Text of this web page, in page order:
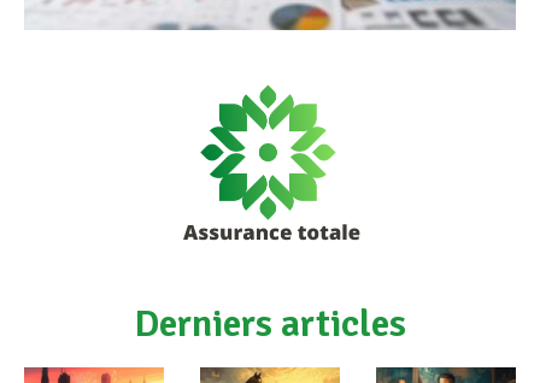
Derniers articles